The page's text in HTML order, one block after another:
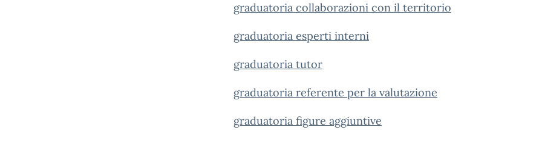
graduatoria collaborazioni con il territorio
graduatoria esperti interni
graduatoria tutor
graduatoria referente per la valutazione
graduatoria figure aggiuntive